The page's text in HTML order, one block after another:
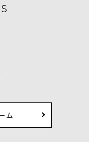
ム